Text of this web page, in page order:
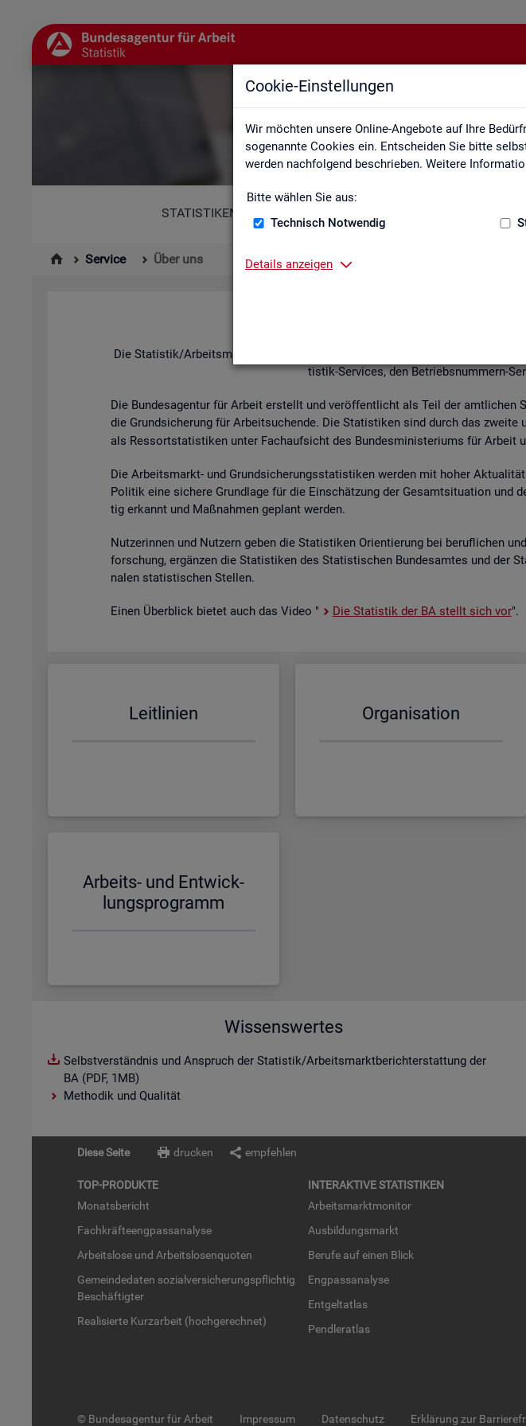
Cookie-Einstellungen
Wir möchten unsere Online-Angebote auf Ihre
sogenannte Cookies ein. Entscheiden Sie bitte
werden nachfolgend beschrieben. Weitere
Bitte wählen Sie aus:
Technisch Notwendig
Details anzeigen
STATISTIKEN
Service Über uns
Die Sta­tis­tik/Ar­beits­markt­be­richt­erstat­tung der Bun­des­agen­tur für Ar­beit ist
tis­tik-Ser­vices, den Be­triebs­num­mern-
Die Bun­des­agen­tur für Ar­beit er­stellt und ver­öf­fent­licht als Teil der
die Grund­si­che­rung für Ar­beit­su­chen­de. Die Sta­tis­ti­ken sind durch das zwei­te
als Res­sort­sta­tis­ti­ken unter Fach­auf­sicht des Bun­des­mi­nis­te­ri­ums für Ar­beit
Die Ar­beits­markt- und Grund­si­che­rungs­sta­tis­ti­ken wer­den mit hoher
Po­li­tik eine si­che­re Grund­la­ge für die Ein­schät­zung der Ge­samt­si­tua­ti­on und
tig er­kannt und Maß­nah­men ge­plant wer­den.
Nut­ze­rin­nen und Nut­zern geben die Sta­tis­ti­ken Ori­en­tie­rung bei be­ruf­li­chen
for­schung, er­gän­zen die Sta­tis­ti­ken des Sta­tis­ti­schen Bun­des­am­tes und der
na­len sta­tis­ti­schen Stel­len.
Einen Über­blick bie­tet auch das Video " Die Sta­tis­tik der BA stellt sich vor".
Leit­li­ni­en Or­ga­ni­sa­ti­on
Ar­beits- und Ent­wick­
lungs­pro­gramm
Wissenswertes
Selbstverständnis und Anspruch der Statistik/Arbeitsmarktberichterstattung der
BA (PDF, 1MB)
Methodik und Qualität
Diese Seite drucken empfehlen
TOP-PRO­DUK­TE
Mo­nats­be­richt
Fach­kräf­te­eng­pass­ana­ly­se
Ar­beits­lo­se und Ar­beits­lo­sen­quo­ten
Ge­mein­de­da­ten so­zi­al­ver­si­che­rungs­pflich­tig
Be­schäf­tig­ter
Rea­li­sier­te Kurz­ar­beit (hoch­ge­rech­net)
IN­TER­AK­TI­VE STA­TIS­TI­KEN
Ar­beits­markt­mo­ni­tor
Aus­bil­dungs­markt
Be­ru­fe auf einen Blick
Eng­pass­ana­ly­se
Ent­gel­t­at­las
Pend­ler­at­las
© Bundesagentur für Arbeit Impressum Datenschutz Erklärung zur